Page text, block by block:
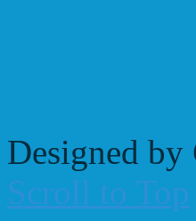
Designed by
Scroll to Top